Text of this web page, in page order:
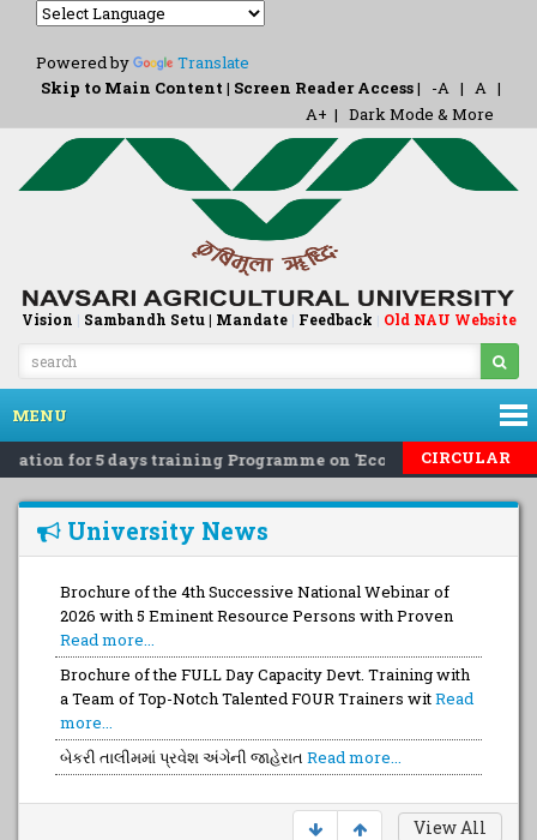
Powered by
Translate
Skip to Main Content | Screen Reader Access| -A | A |
A+ | Dark Mode & More
Vision | Sambandh Setu | Mandate| Feedback | Old NAU Website
MENU
for 5 days training Programme on 'Eco-Friendly Rodent
CIRCULAR
University News
Brochure of the 4th Successive National Webinar of
2026 with 5 Eminent Resource Persons with Proven
Read more...
Brochure of the FULL Day Capacity Devt. Training with
a Team of Top-Notch Talented FOUR Trainers witRead
more...
બેકરી તાલીમમાં પ્રવેશ અંગેની જાહેરાત Read more...
View All